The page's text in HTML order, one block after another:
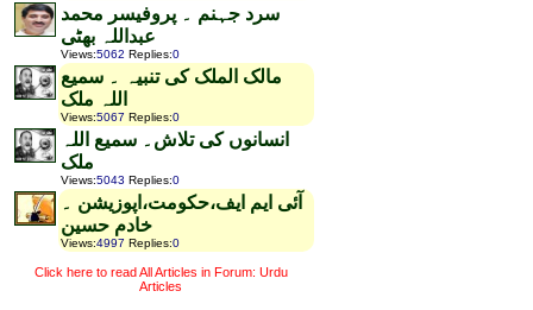
سرد جہنم ۔ پروفیسر محمد
عبداللہ بھٹی
Views:5062 Replies:0
مالک الملک کی تنبیہ ۔ سمیع
اللہ ملک
Views:5067 Replies:0
انسانوں کی تلاش۔ سمیع اللہ
ملک
Views:5043 Replies:0
آئی ایم ایف،حکومت،اپوزیشن ۔
خادم حسین
Views:4997 Replies:0
Click here to read All Articles in Forum: Urdu
Articles